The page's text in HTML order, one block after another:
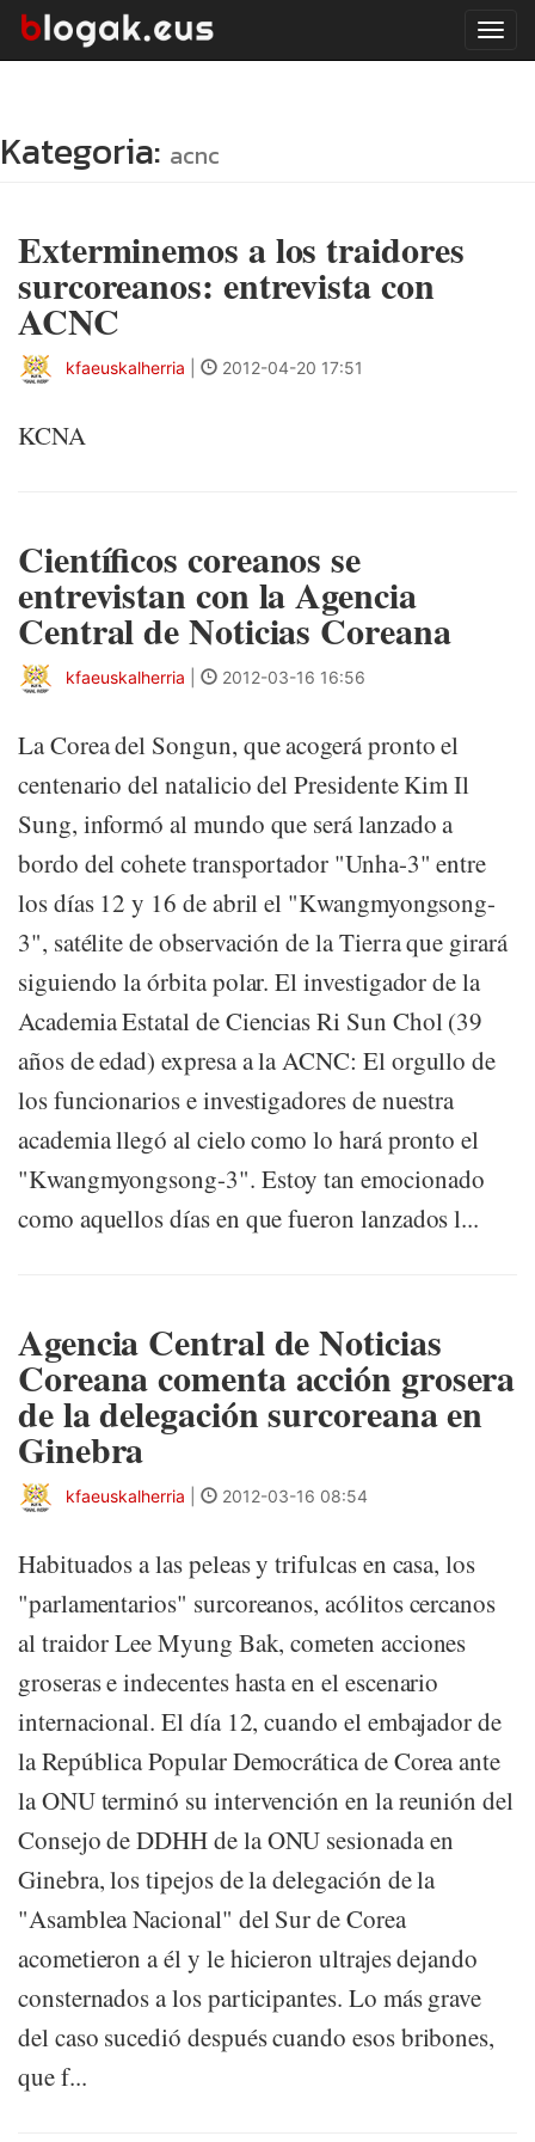
Kategoria: acnc
Exterminemos a los traidores
surcoreanos: entrevista con
ACNC
kfaeuskalherria 2012-04-20 17:51
KCNA
Científicos coreanos se
entrevistan con la Agencia
Central de Noticias Coreana
kfaeuskalherria 2012-03-16 16:56
La Corea del Songun, que acogerá pronto el
centenario del natalicio del Presidente Kim Il
Sung, informó al mundo que será lanzado a
bordo del cohete transportador "Unha-3" entre
los días 12 y 16 de abril el "Kwangmyongsong-
3", satélite de observación de la Tierra que girará
siguiendo la órbita polar. El investigador de la
Academia Estatal de Ciencias Ri Sun Chol (39
años de edad) expresa a la ACNC: El orgullo de
los funcionarios e investigadores de nuestra
academia llegó al cielo como lo hará pronto el
"Kwangmyongsong-3". Estoy tan emocionado
como aquellos días en que fueron lanzados l...
Agencia Central de Noticias
Coreana comenta acción grosera
de la delegación surcoreana en
Ginebra
kfaeuskalherria 2012-03-16 08:54
Habituados a las peleas y trifulcas en casa, los
"parlamentarios" surcoreanos, acólitos cercanos
al traidor Lee Myung Bak, cometen acciones
groseras e indecentes hasta en el escenario
internacional. El día 12, cuando el embajador de
la República Popular Democrática de Corea ante
la ONU terminó su intervención en la reunión del
Consejo de DDHH de la ONU sesionada en
Ginebra, los tipejos de la delegación de la
"Asamblea Nacional" del Sur de Corea
acometieron a él y le hicieron ultrajes dejando
consternados a los participantes. Lo más grave
del caso sucedió después cuando esos bribones,
que f...